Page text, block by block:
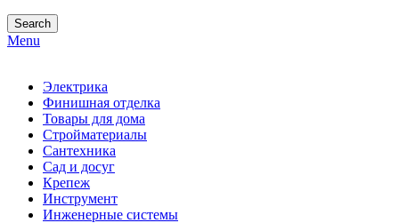
Search
Menu
Электрика
Финишная отделка
Товары для дома
Стройматериалы
Сантехника
Сад и досуг
Крепеж
Инструмент
Инженерные системы